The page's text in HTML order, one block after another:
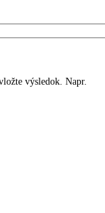
výsledok. Napr.